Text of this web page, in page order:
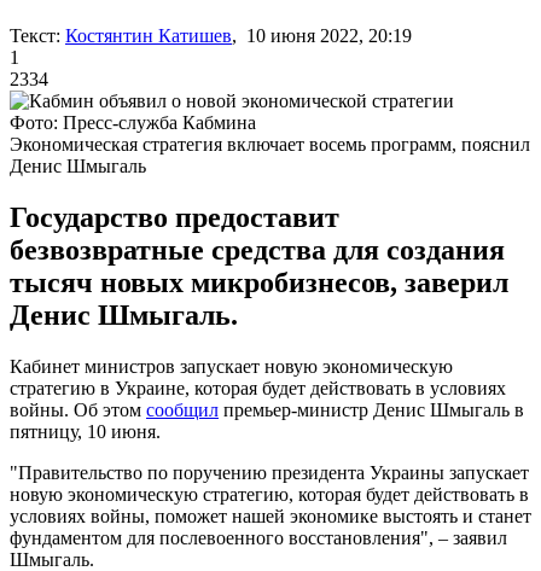
Текст: Костянтин Катишев, 10 июня 2022, 20:19
1
2334
Фото: Пресс-служба Кабмина
Экономическая стратегия включает восемь программ, пояснил
Денис Шмыгаль
Государство предоставит
безвозвратные средства для создания
тысяч новых микробизнесов, заверил
Денис Шмыгаль.
Кабинет министров запускает новую экономическую
стратегию в Украине, которая будет действовать в условиях
войны. Об этом сообщил премьер-министр Денис Шмыгаль в
пятницу, 10 июня.
"Правительство по поручению президента Украины запускает
новую экономическую стратегию, которая будет действовать в
условиях войны, поможет нашей экономике выстоять и станет
фундаментом для послевоенного восстановления", – заявил
Шмыгаль.